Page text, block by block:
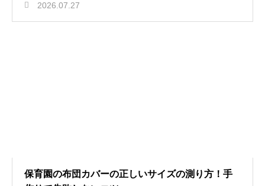
2026.07.27
保育園の布団カバーの正しいサイズの測り方！手